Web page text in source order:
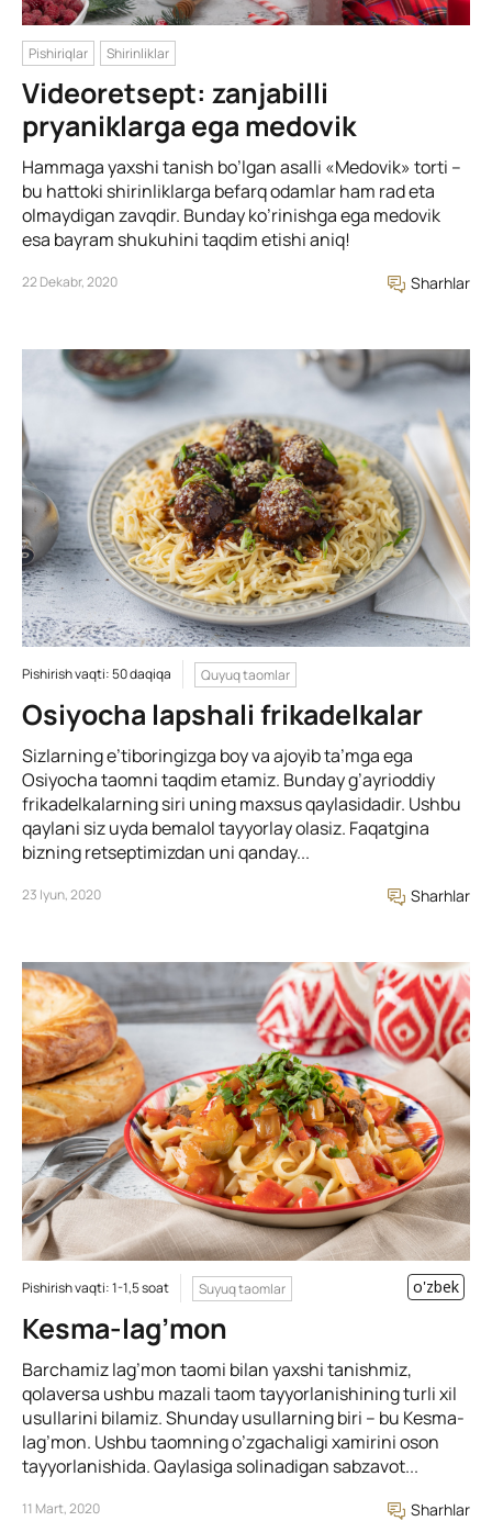
Pishiriqlar Shirinliklar
Videoretsept: zanjabilli
pryaniklarga ega medovik
Hammaga yaxshi tanish bo’lgan asalli «Medovik» torti –
bu hattoki shirinliklarga befarq odamlar ham rad eta
olmaydigan zavqdir. Bunday ko’rinishga ega medovik
esa bayram shukuhini taqdim etishi aniq!
22 Dekabr, 2020 Sharhlar
Pishirish vaqti: 50 daqiqa Quyuq taomlar
Osiyocha lapshali frikadelkalar
Sizlarning e’tiboringizga boy va ajoyib ta’mga ega
Osiyocha taomni taqdim etamiz. Bunday g’ayrioddiy
frikadelkalarning siri uning maxsus qaylasidadir. Ushbu
qaylani siz uyda bemalol tayyorlay olasiz. Faqatgina
bizning retseptimizdan uni qanday...
23 Iyun, 2020 Sharhlar
Pishirish vaqti: 1-1,5 soat Suyuq taomlar o'zbek
Kesma-lag’mon
Barchamiz lag’mon taomi bilan yaxshi tanishmiz,
qolaversa ushbu mazali taom tayyorlanishining turli xil
usullarini bilamiz. Shunday usullarning biri – bu Kesma-
lag’mon. Ushbu taomning o’zgachaligi xamirini oson
tayyorlanishida. Qaylasiga solinadigan sabzavot...
11 Mart, 2020 Sharhlar